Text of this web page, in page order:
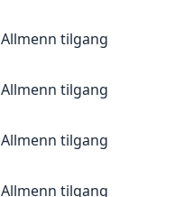
Allmenn tilgang
Allmenn tilgang
Allmenn tilgang
Allmenn tilgang